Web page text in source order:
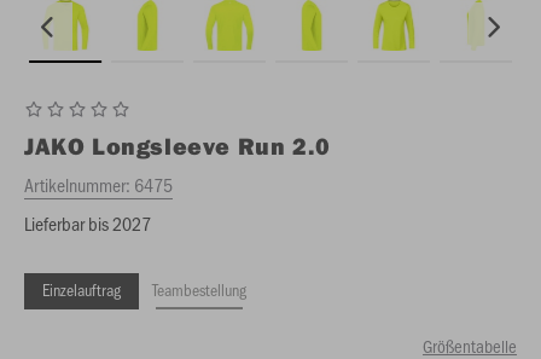
JAKO Longsleeve Run 2.0
Artikelnummer: 6475
Lieferbar bis 2027
Einzelauftrag Teambestellung
Größentabelle